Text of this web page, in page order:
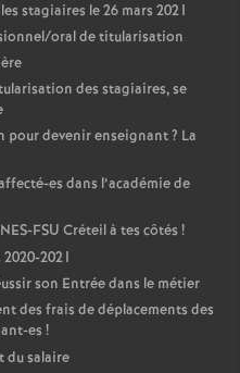
stagiaires le 26 mars 2021
oral de titularisation
des stagiaires, se
pour devenir enseignant? La
es dans l’académie de
-FSU Créteil à tes côtés !
2021
son Entrée dans le métier
des frais de déplacements des
es !
du salaire